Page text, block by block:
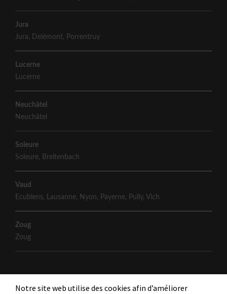
Jura
Jura, Delémont, Porrentruy
Lucerne
Lucerne
Neuchâtel
Neuchâtel
Soleure
Soleure, Breitenbach
Vaud
Ecublens, Lausanne, Nyon, Payerne, Pully, Vich
Zoug
Zoug
Notre site web utilise des cookies afin d’améliorer